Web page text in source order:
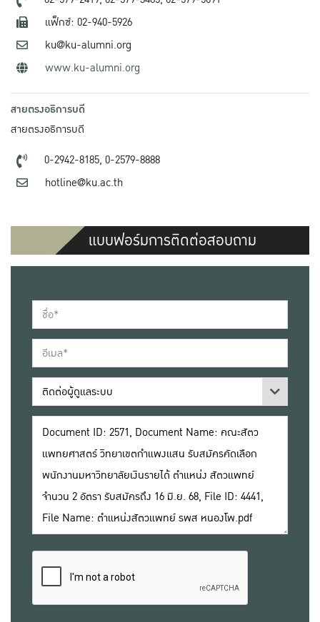
แฟ็กซ์: 02-940-5926
ku@ku-alumni.org
www.ku-alumni.org
สายตรงอธิการบดี
สายตรงอธิการบดี
0-2942-8185, 0-2579-8888
hotline@ku.ac.th
แบบฟอร์มการติดต่อสอบถาม